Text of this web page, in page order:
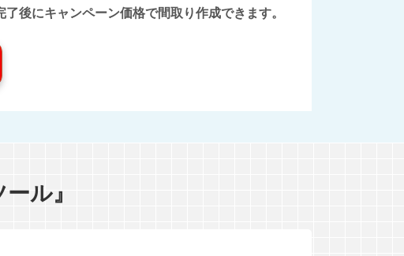
後にキャンペーン価格で間取り作成できます。
ル』